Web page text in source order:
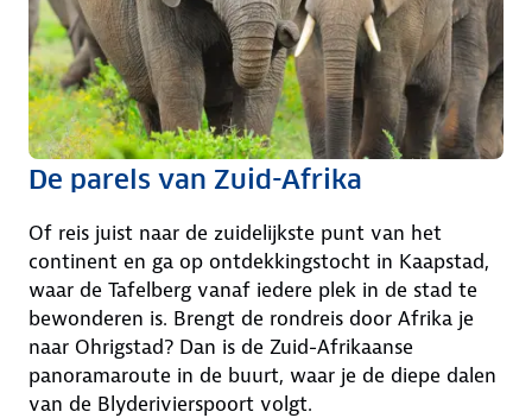
De parels van Zuid-Afrika
Of reis juist naar de zuidelijkste punt van het
continent en ga op ontdekkingstocht in Kaapstad,
waar de Tafelberg vanaf iedere plek in de stad te
bewonderen is. Brengt de rondreis door Afrika je
naar Ohrigstad? Dan is de Zuid-Afrikaanse
panoramaroute in de buurt, waar je de diepe dalen
van de Blyderivierspoort volgt.